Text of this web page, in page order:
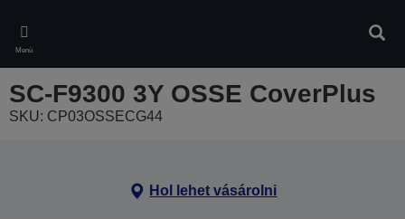
main
content
Menü
SC-F9300 3Y OSSE CoverPlus
SKU: CP03OSSECG44
Hol lehet vásárolni